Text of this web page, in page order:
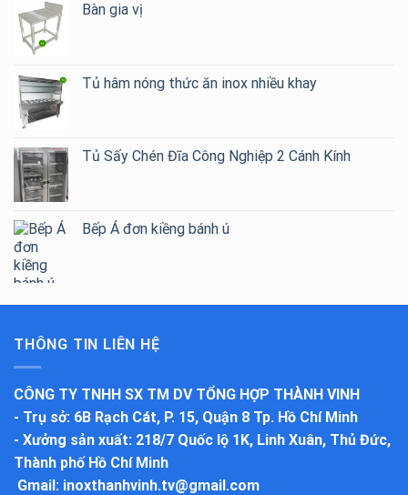
Bàn gia vị
Tủ hâm nóng thức ăn inox nhiều khay
Tủ Sấy Chén Đĩa Công Nghiệp 2 Cánh Kính
Bếp Á đơn kiềng bánh ú
THÔNG TIN LIÊN HỆ
CÔNG TY TNHH SX TM DV TỔNG HỢP THÀNH VINH
- Trụ sở: 6B Rạch Cát, P. 15, Quận 8 Tp. Hồ Chí Minh
- Xưởng sản xuất: 218/7 Quốc lộ 1K, Linh Xuân, Thủ Đức,
Thành phố Hồ Chí Minh
Gmail: inoxthanhvinh.tv@gmail.com